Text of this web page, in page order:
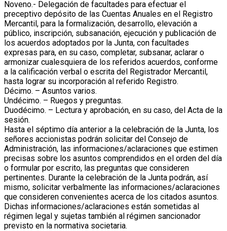
Noveno.- Delegación de facultades para efectuar el
preceptivo depósito de las Cuentas Anuales en el Registro
Mercantil, para la formalización, desarrollo, elevación a
público, inscripción, subsanación, ejecución y publicación de
los acuerdos adoptados por la Junta, con facultades
expresas para, en su caso, completar, subsanar, aclarar o
armonizar cualesquiera de los referidos acuerdos, conforme
a la calificación verbal o escrita del Registrador Mercantil,
hasta lograr su incorporación al referido Registro.
Décimo. – Asuntos varios.
Undécimo. – Ruegos y preguntas.
Duodécimo. – Lectura y aprobación, en su caso, del Acta de la
sesión.
Hasta el séptimo día anterior a la celebración de la Junta, los
señores accionistas podrán solicitar del Consejo de
Administración, las informaciones/aclaraciones que estimen
precisas sobre los asuntos comprendidos en el orden del día
o formular por escrito, las preguntas que consideren
pertinentes. Durante la celebración de la Junta podrán, así
mismo, solicitar verbalmente las informaciones/aclaraciones
que consideren convenientes acerca de los citados asuntos.
Dichas informaciones/aclaraciones están sometidas al
régimen legal y sujetas también al régimen sancionador
previsto en la normativa societaria.